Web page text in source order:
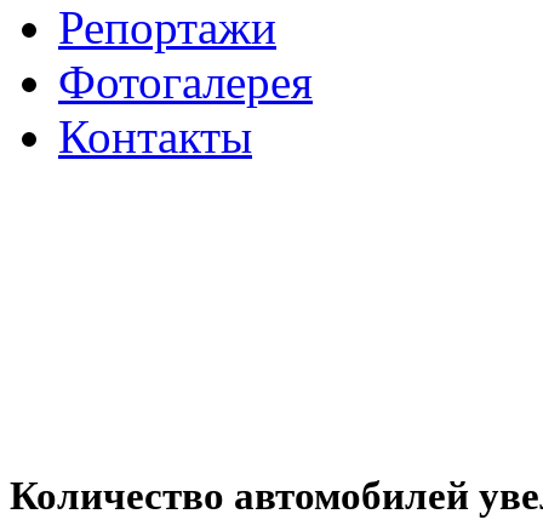
Репортажи
Фотогалерея
Контакты
Количество автомобилей